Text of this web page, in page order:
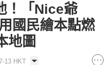
！「Nice爺
國民繪本點燃
地圖
13 HKT